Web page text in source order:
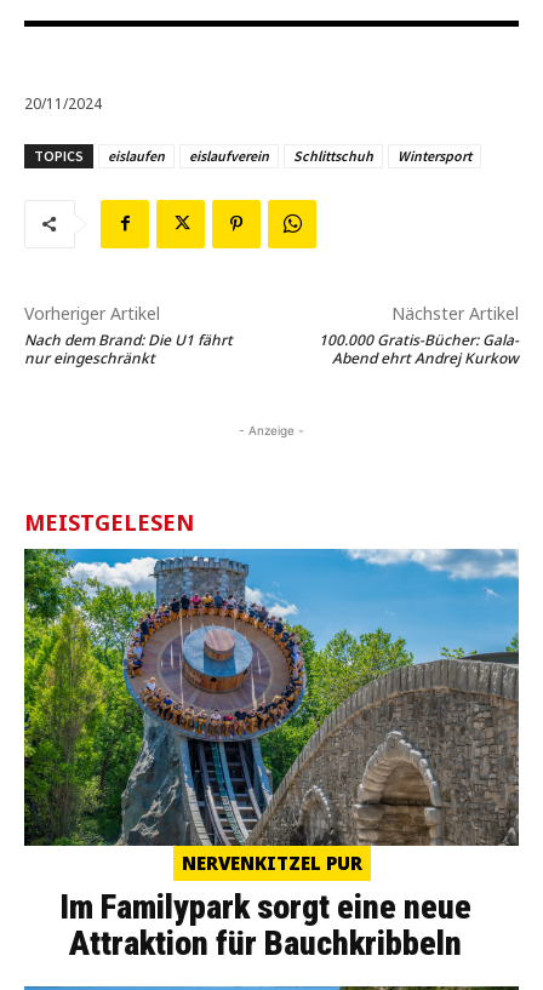
20/11/2024
TOPICS eislaufen eislaufverein Schlittschuh Wintersport
Vorheriger Artikel
Nach dem Brand: Die U1 fährt
nur eingeschränkt
Nächster Artikel
100.000 Gratis-Bücher: Gala-
Abend ehrt Andrej Kurkow
- Anzeige -
MEISTGELESEN
NERVENKITZEL PUR
Im Familypark sorgt eine neue
Attraktion für Bauchkribbeln